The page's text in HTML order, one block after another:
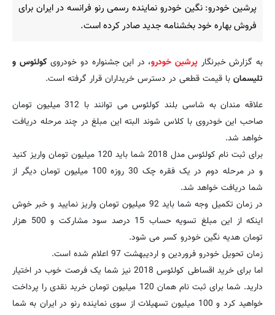
پرشین خودرو: نگین خودرو نماینده رسمی رنو فرانسه در ایران برای
فروش بهاره خود بخشنامه جدید صادر کرده است.
به گزارش خبرنگار پرشین خودرو، در این جشنواره دو خودروی کولئوس و
تلیسمان با قیمت قطعی در دسترس خریداران قرار گرفته است.
علاقه مندان به شاسی بلند کولئوس می توانند با 312 میلیون تومان
صاحب این خودروی با کلاس شوند البته این مبلغ در چند مرحله دریافت
خواهد شد.
برای ثبت نام کولئوس مدل 2018 شما باید 120 میلیون تومان واریز کنید
و در مرحله دوم در یک فقره چک 30 روزه 100 میلیون تومان دیگر از
شما دریافت خواهد شد.
در زمان تکمیل وجه شما باید 92 میلیون تومان واریز نمایید و خبر خوش
اینکه از این مبلغ تسویه حساب 15 درصد سود مشارکت و 500 هزار
تومان هدیه نگین خودرو کسر می شود.
زمان تحویل خودرو فروردین و اردیبهشت 97 اعلام شده است.
اما برای خرید اقساطی کولئوس 2018 نیز شما یک فرصت خوب در اختیار
دارید. شما برای ثبت نام همان 120 میلیون تومان خرید نقدی را پرداخت
خواهید کرد و 100 میلیون تسهیلات از سوی نماینده رنو در ایران به شما